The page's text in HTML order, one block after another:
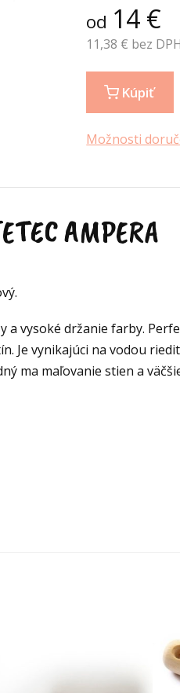
od 14 €
11,38 € bez DPH
Kúpiť
Možnosti
AMPERA
a vysoké držanie farby.
Je vynikajúci na vodou
ma maľovanie stien a